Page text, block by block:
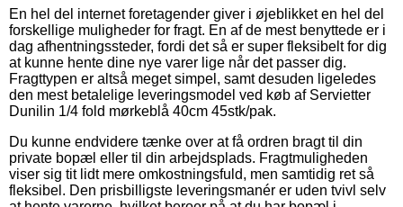
En hel del internet foretagender giver i øjeblikket en hel del
forskellige muligheder for fragt. En af de mest benyttede er i
dag afhentningssteder, fordi det så er super fleksibelt for dig
at kunne hente dine nye varer lige når det passer dig.
Fragttypen er altså meget simpel, samt desuden ligeledes
den mest betalelige leveringsmodel ved køb af Servietter
Dunilin 1/4 fold mørkeblå 40cm 45stk/pak.
Du kunne endvidere tænke over at få ordren bragt til din
private bopæl eller til din arbejdsplads. Fragtmuligheden
viser sig tit lidt mere omkostningsfuld, men samtidig ret så
fleksibel. Den prisbilligste leveringsmanér er uden tvivl selv